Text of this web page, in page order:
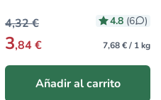
4.8 (6 )
4,32 €
3,84 € 7,68 € / 1 kg
Añadir al carrito